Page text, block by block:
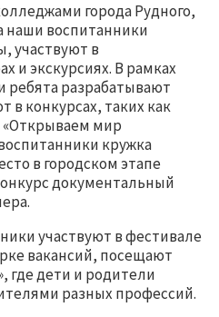
города Рудного,
наши воспитанники
участвуют в
и экскурсиях. В рамках
ребята разрабатывают
в конкурсах, таких как
мир
кружка
в городском этапе
документальный
участвуют в фестивале
вакансий, посещают
где дети и родители
разных профессий.